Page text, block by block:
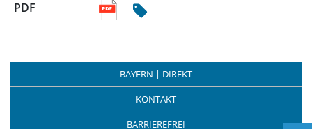
BAYERN | DIREKT
KONTAKT
BARRIEREFREI